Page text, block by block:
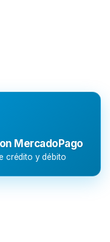
MercadoPago
crédito y débito